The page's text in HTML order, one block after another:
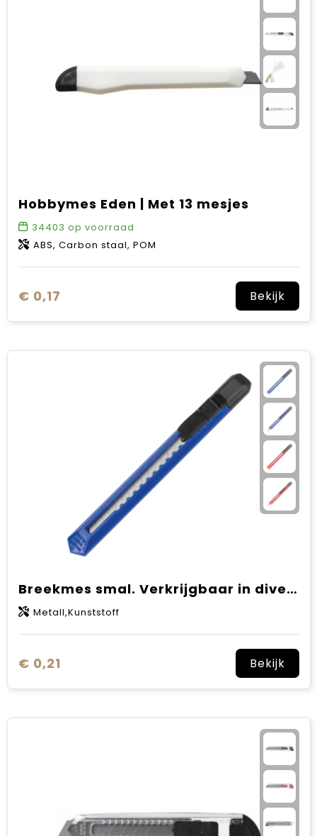
Voetbal, EK en WK
Hobbymes Eden | Met 13 mesjes
34403 op voorraad
ABS, Carbon staal, POM
€ 0,17 Bekijk
Breekmes smal. Verkrijgbaar in diverse kleuren.
Metall,Kunststoff
€ 0,21 Bekijk